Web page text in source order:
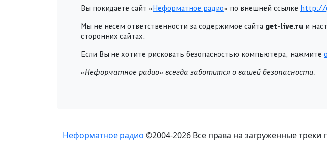
Вы покидаете сайт «Неформатное радио» по внешней ссылке http://
Мы не несем ответственности за содержимое сайта get-live.ru и
сторонних сайтах.
Если Вы не хотите рисковать безопасностью компьютера, нажмите
«Неформатное радио» всегда заботится о вашей безопасности.
Неформатное радио ©2004-2026 Все права на загруженные